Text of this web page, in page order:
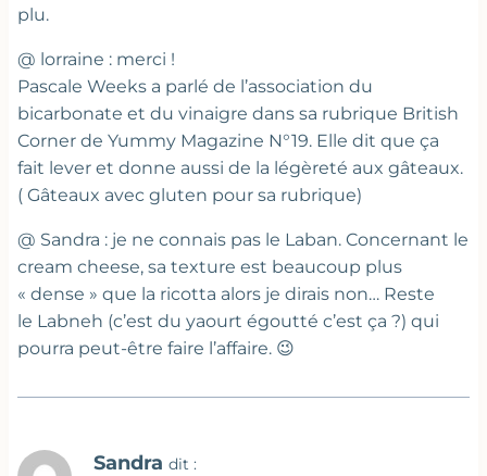
plu.
@ lorraine : merci !
Pascale Weeks a parlé de l’association du
bicarbonate et du vinaigre dans sa rubrique British
Corner de Yummy Magazine N°19. Elle dit que ça
fait lever et donne aussi de la légèreté aux gâteaux.
( Gâteaux avec gluten pour sa rubrique)
@ Sandra : je ne connais pas le Laban. Concernant le
cream cheese, sa texture est beaucoup plus
« dense » que la ricotta alors je dirais non… Reste
le Labneh (c’est du yaourt égoutté c’est ça ?) qui
pourra peut-être faire l’affaire. 😉
Sandra dit :